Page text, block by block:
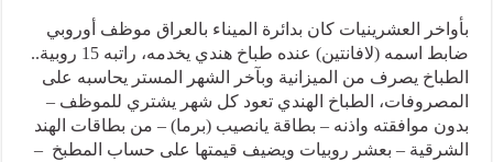
بأواخر العشرينيات كان بدائرة الميناء بالعراق موظف أوروبي
ضابط اسمه (لافانتين) عنده طباخ هندي يخدمه، راتبه 15 روبية..
الطباخ يصرف من الميزانية وبآخر الشهر المستر يحاسبه على
المصروفات، الطباخ الهندي تعود كل شهر يشتري للموظف –
بدون موافقته واذنه – بطاقة يانصيب (برما) – من بطاقات الهند
الشرقية – بعشر روبيات ويضيف قيمتها على حساب المطبخ –